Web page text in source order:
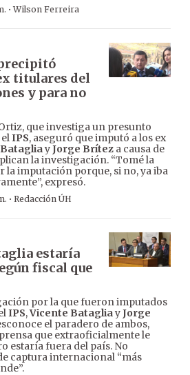
·Wilson Ferreira
titulares del
y para no
que investiga un presunto
IPS, aseguró que imputó a los ex
yJorge Brítez a causa de
la investigación. “Tomé la
la imputación porque, si no, ya iba
expresó.
· Redacción ÚH
estaría
fiscal que
por la que fueron imputados
IPS,Vicente BatagliayJorge
el paradero de ambos,
que extraoficialmente le
estaría fuera del país. No
captura internacional “más